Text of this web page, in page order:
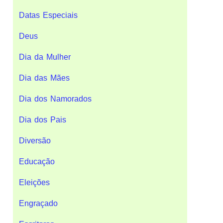
Datas Especiais
Deus
Dia da Mulher
Dia das Mães
Dia dos Namorados
Dia dos Pais
Diversão
Educação
Eleições
Engraçado